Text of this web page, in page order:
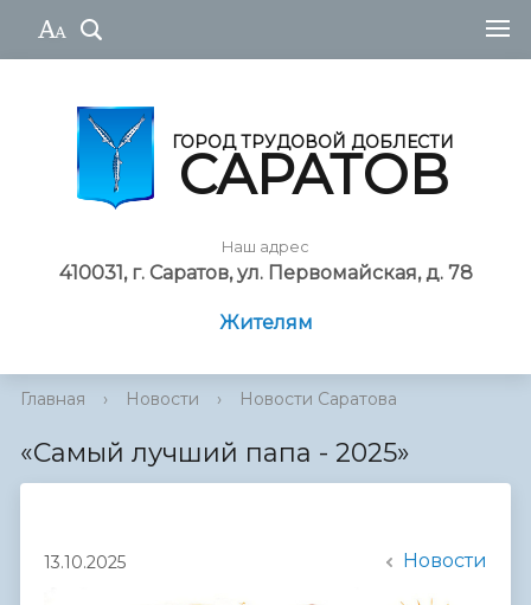
ГОРОД ТРУДОВОЙ ДОБЛЕСТИ
САРАТОВ
Наш адрес
410031, г. Саратов, ул. Первомайская, д. 78
Жителям
Главная › Новости › Новости Саратова
«Самый лучший папа - 2025»
13.10.2025 Новости